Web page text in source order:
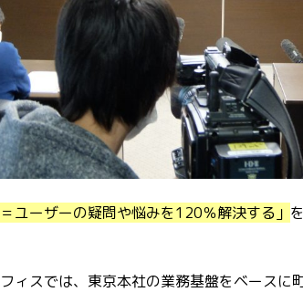
ユーザーの疑問や悩みを120％解決する」
ィスでは、東京本社の業務基盤をベースに